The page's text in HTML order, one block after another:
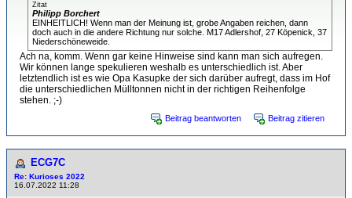
Zitat
Philipp Borchert
EINHEITLICH! Wenn man der Meinung ist, grobe Angaben reichen, dann
doch auch in die andere Richtung nur solche. M17 Adlershof, 27 Köpenick, 37
Niederschöneweide.
Ach na, komm. Wenn gar keine Hinweise sind kann man sich aufregen.
Wir können lange spekulieren weshalb es unterschiedlich ist. Aber
letztendlich ist es wie Opa Kasupke der sich darüber aufregt, dass im Hof
die unterschiedlichen Mülltonnen nicht in der richtigen Reihenfolge
stehen. ;-)
Beitrag beantworten Beitrag zitieren
ECG7C
Re: Kurioses 2022
16.07.2022 11:28